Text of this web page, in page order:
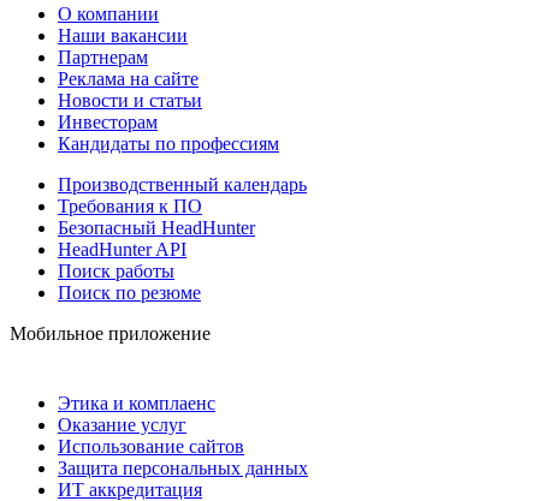
О компании
Наши вакансии
Партнерам
Реклама на сайте
Новости и статьи
Инвесторам
Кандидаты по профессиям
Производственный календарь
Требования к ПО
Безопасный HeadHunter
HeadHunter API
Поиск работы
Поиск по резюме
Мобильное приложение
Этика и комплаенс
Оказание услуг
Использование сайтов
Защита персональных данных
ИТ аккредитация